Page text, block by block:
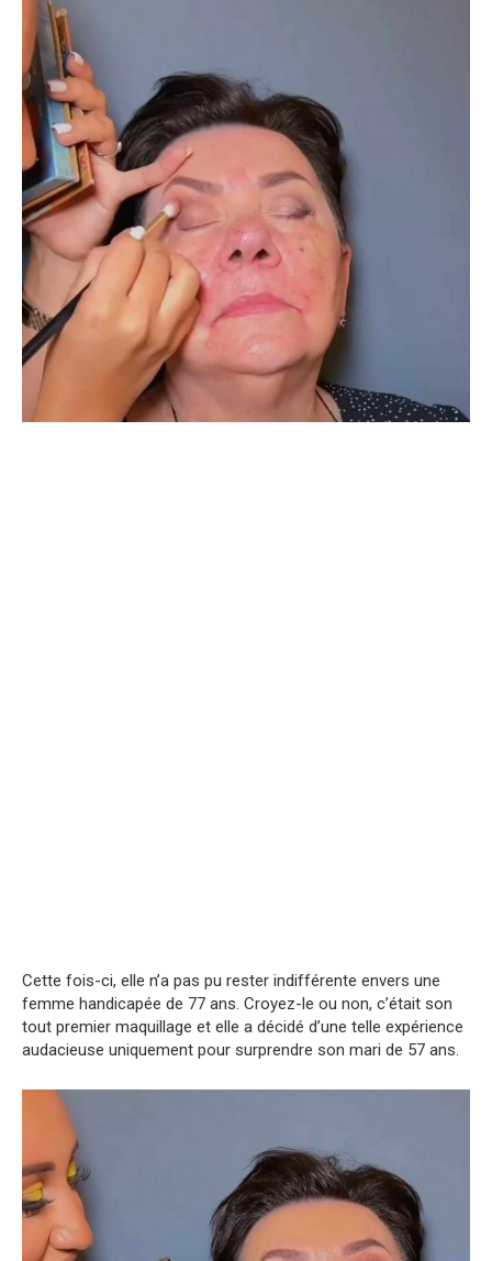
Cette fois-ci, elle n’a pas pu rester indifférente envers une
femme handicapée de 77 ans. Croyez-le ou non, c’était son
tout premier maquillage et elle a décidé d’une telle expérience
audacieuse uniquement pour surprendre son mari de 57 ans.